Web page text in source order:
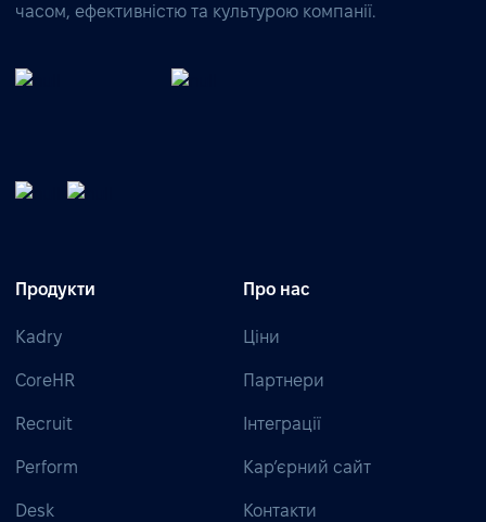
часом, ефективністю та культурою компанії.
Продукти
Kadry
CoreHR
Recruit
Perform
Desk
Про нас
Ціни
Партнери
Інтеграції
Кар’єрний сайт
Контакти